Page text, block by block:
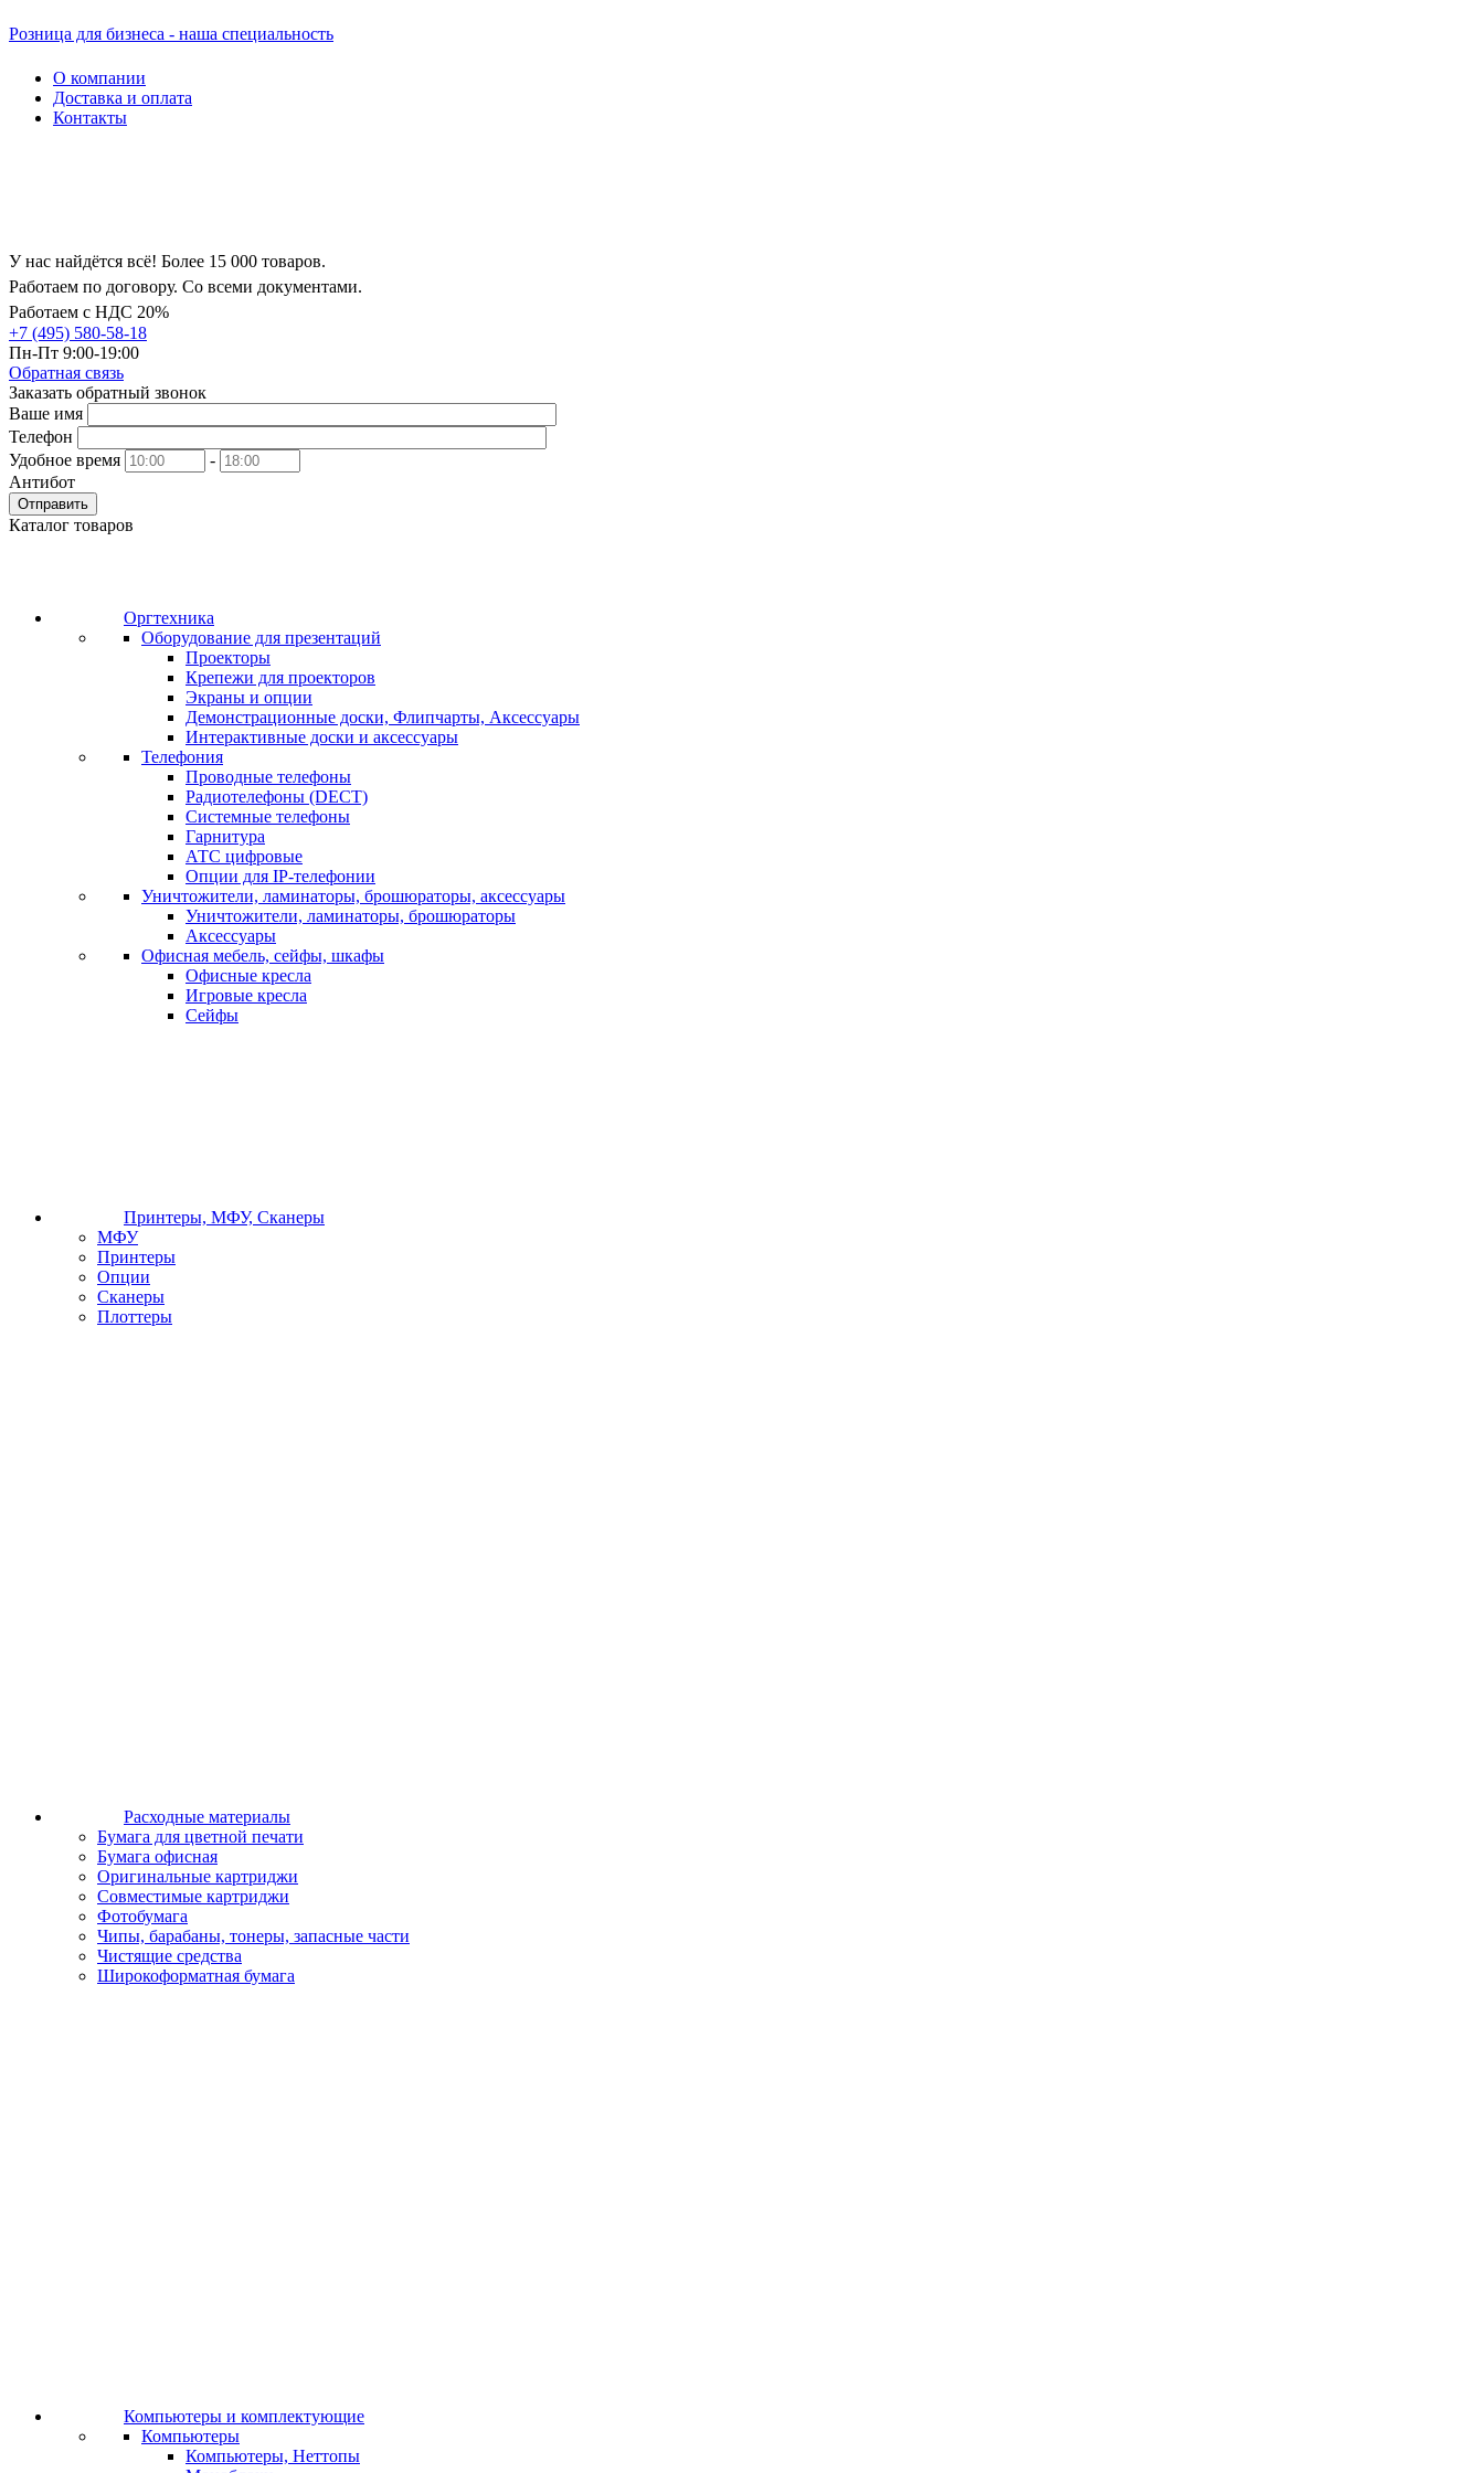
Розница для бизнеса - наша специальность
О компании
Доставка и оплата
Контакты
У нас найдётся всё! Более 15 000 товаров.
Работаем по договору. Со всеми документами.
Работаем с НДС 20%
+7 (495) 580-58-18
Пн-Пт 9:00-19:00
Обратная связь
Заказать обратный звонок
Ваше имя
Телефон
Удобное время
-
Антибот
Отправить
Каталог товаров
Оргтехника
Оборудование для презентаций
Проекторы
Крепежи для проекторов
Экраны и опции
Демонстрационные доски, Флипчарты, Аксессуары
Интерактивные доски и аксессуары
Телефония
Проводные телефоны
Радиотелефоны (DECT)
Системные телефоны
Гарнитура
АТС цифровые
Опции для IP-телефонии
Уничтожители, ламинаторы, брошюраторы, аксессуары
Уничтожители, ламинаторы, брошюраторы
Аксессуары
Офисная мебель, сейфы, шкафы
Офисные кресла
Игровые кресла
Сейфы
Принтеры, МФУ, Сканеры
МФУ
Принтеры
Опции
Сканеры
Плоттеры
Расходные материалы
Бумага для цветной печати
Бумага офисная
Оригинальные картриджи
Совместимые картриджи
Фотобумага
Чипы, барабаны, тонеры, запасные части
Чистящие средства
Широкоформатная бумага
Компьютеры и комплектующие
Компьютеры
Компьютеры, Неттопы